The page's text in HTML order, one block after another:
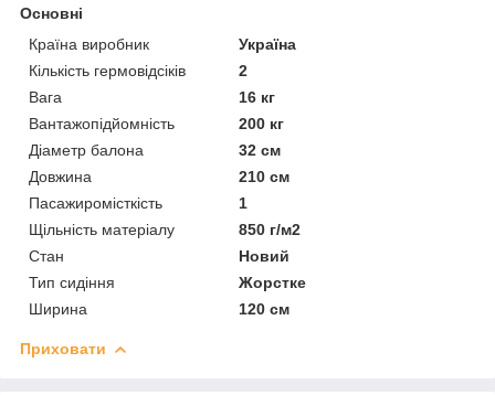
Основні
Країна виробник
Україна
Кількість гермовідсіків
2
Вага
16 кг
Вантажопідйомність
200 кг
Діаметр балона
32 см
Довжина
210 см
Пасажиромісткість
1
Щільність матеріалу
850 г/м2
Стан
Новий
Тип сидіння
Жорстке
Ширина
120 см
Приховати